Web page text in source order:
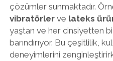
çözümler sunmaktadır.
vibratörlerve lateks
yaştan ve her cinsiyetten
barındırıyor. Bu çeşitlilik,
deneyimlerini